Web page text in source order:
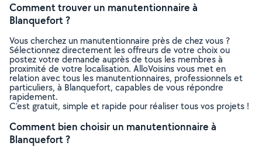
Comment trouver un manutentionnaire à
Blanquefort ?
Vous cherchez un manutentionnaire près de chez vous ?
Sélectionnez directement les offreurs de votre choix ou
postez votre demande auprès de tous les membres à
proximité de votre localisation. AlloVoisins vous met en
relation avec tous les manutentionnaires, professionnels et
particuliers, à Blanquefort, capables de vous répondre
rapidement.
C’est gratuit, simple et rapide pour réaliser tous vos projets !
Comment bien choisir un manutentionnaire à
Blanquefort ?